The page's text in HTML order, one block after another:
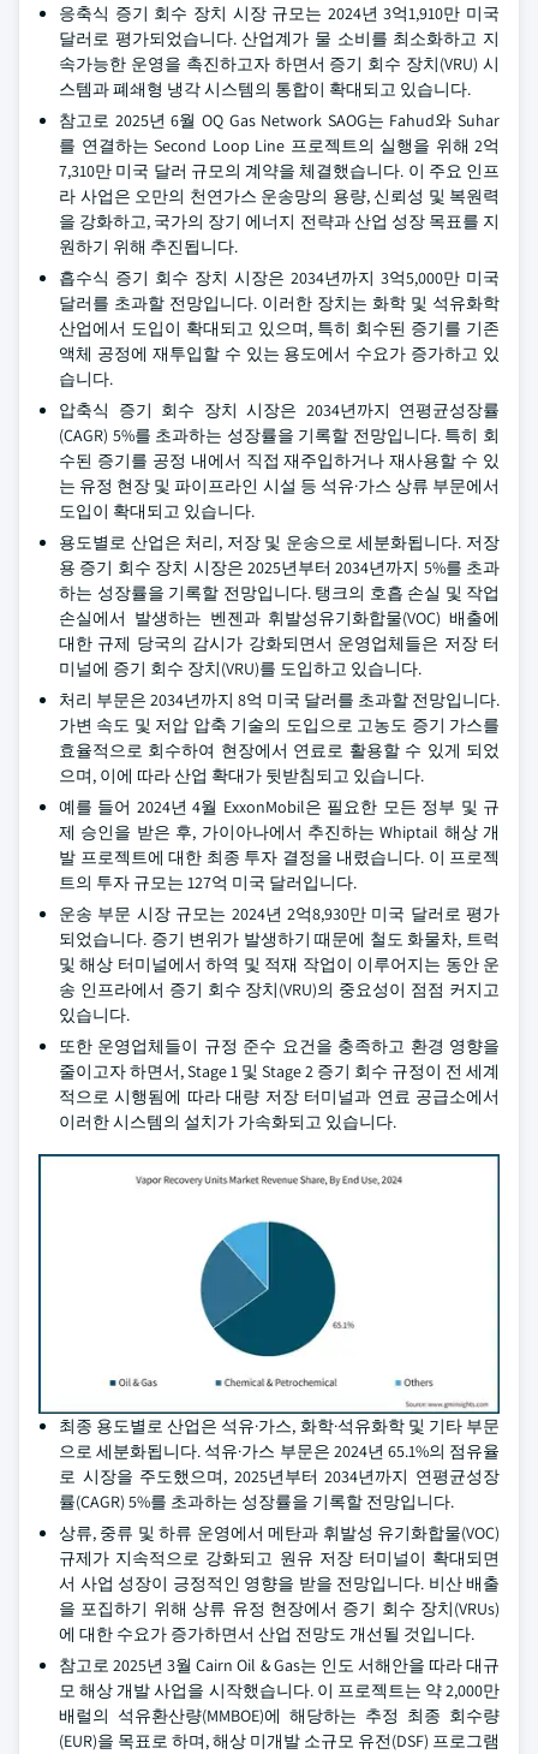
응축식 증기 회수 장치 시장 규모는 2024년 3억1,910만 미국
달러로 평가되었습니다. 산업계가 물 소비를 최소화하고 지
속가능한 운영을 촉진하고자 하면서 증기 회수 장치(VRU) 시
스템과 폐쇄형 냉각 시스템의 통합이 확대되고 있습니다.
참고로 2025년 6월 OQ Gas Network SAOG는 Fahud와 Suhar
를 연결하는 Second Loop Line 프로젝트의 실행을 위해 2억
7,310만 미국 달러 규모의 계약을 체결했습니다. 이 주요 인프
라 사업은 오만의 천연가스 운송망의 용량, 신뢰성 및 복원력
을 강화하고, 국가의 장기 에너지 전략과 산업 성장 목표를 지
원하기 위해 추진됩니다.
흡수식 증기 회수 장치 시장은 2034년까지 3억5,000만 미국
달러를 초과할 전망입니다. 이러한 장치는 화학 및 석유화학
산업에서 도입이 확대되고 있으며, 특히 회수된 증기를 기존
액체 공정에 재투입할 수 있는 용도에서 수요가 증가하고 있
습니다.
압축식 증기 회수 장치 시장은 2034년까지 연평균성장률
(CAGR) 5%를 초과하는 성장률을 기록할 전망입니다. 특히 회
수된 증기를 공정 내에서 직접 재주입하거나 재사용할 수 있
는 유정 현장 및 파이프라인 시설 등 석유·가스 상류 부문에서
도입이 확대되고 있습니다.
용도별로 산업은 처리, 저장 및 운송으로 세분화됩니다. 저장
용 증기 회수 장치 시장은 2025년부터 2034년까지 5%를 초과
하는 성장률을 기록할 전망입니다. 탱크의 호흡 손실 및 작업
손실에서 발생하는 벤젠과 휘발성유기화합물(VOC) 배출에
대한 규제 당국의 감시가 강화되면서 운영업체들은 저장 터
미널에 증기 회수 장치(VRU)를 도입하고 있습니다.
처리 부문은 2034년까지 8억 미국 달러를 초과할 전망입니다.
가변 속도 및 저압 압축 기술의 도입으로 고농도 증기 가스를
효율적으로 회수하여 현장에서 연료로 활용할 수 있게 되었
으며, 이에 따라 산업 확대가 뒷받침되고 있습니다.
예를 들어 2024년 4월 ExxonMobil은 필요한 모든 정부 및 규
제 승인을 받은 후, 가이아나에서 추진하는 Whiptail 해상 개
발 프로젝트에 대한 최종 투자 결정을 내렸습니다. 이 프로젝
트의 투자 규모는 127억 미국 달러입니다.
운송 부문 시장 규모는 2024년 2억8,930만 미국 달러로 평가
되었습니다. 증기 변위가 발생하기 때문에 철도 화물차, 트럭
및 해상 터미널에서 하역 및 적재 작업이 이루어지는 동안 운
송 인프라에서 증기 회수 장치(VRU)의 중요성이 점점 커지고
있습니다.
또한 운영업체들이 규정 준수 요건을 충족하고 환경 영향을
줄이고자 하면서, Stage 1 및 Stage 2 증기 회수 규정이 전 세계
적으로 시행됨에 따라 대량 저장 터미널과 연료 공급소에서
이러한 시스템의 설치가 가속화되고 있습니다.
최종 용도별로 산업은 석유·가스, 화학·석유화학 및 기타 부문
으로 세분화됩니다. 석유·가스 부문은 2024년 65.1%의 점유율
로 시장을 주도했으며, 2025년부터 2034년까지 연평균성장
률(CAGR) 5%를 초과하는 성장률을 기록할 전망입니다.
상류, 중류 및 하류 운영에서 메탄과 휘발성 유기화합물(VOC)
규제가 지속적으로 강화되고 원유 저장 터미널이 확대되면
서 사업 성장이 긍정적인 영향을 받을 전망입니다. 비산 배출
을 포집하기 위해 상류 유정 현장에서 증기 회수 장치(VRUs)
에 대한 수요가 증가하면서 산업 전망도 개선될 것입니다.
참고로 2025년 3월 Cairn Oil & Gas는 인도 서해안을 따라 대규
모 해상 개발 사업을 시작했습니다. 이 프로젝트는 약 2,000만
배럴의 석유환산량(MMBOE)에 해당하는 추정 최종 회수량
(EUR)을 목표로 하며, 해상 미개발 소규모 유전(DSF) 프로그램